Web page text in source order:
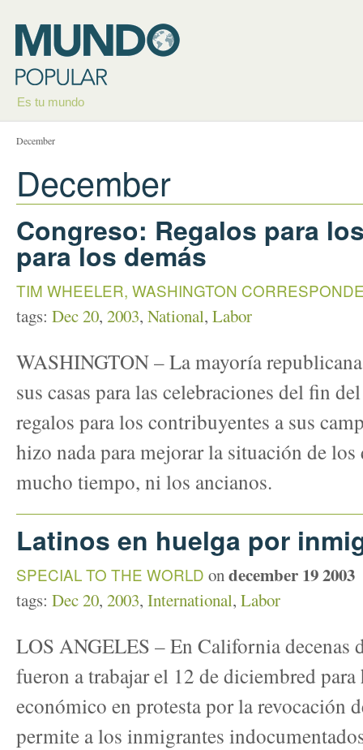
Es tu mundo
December
December
Congreso: Regalos para
para los demás
TIM WHEELER, WASHINGTON
tags: Dec 20, 2003, National, Labor
WASHINGTON – La mayoría
sus casas para las celebraciones del fin
regalos para los contribuyentes a sus
hizo nada para mejorar la situación de los
mucho tiempo, ni los ancianos.
Latinos en huelga por
SPECIAL TO THE WORLD ondecember 19 2003
tags: Dec 20, 2003, International, Labor
LOS ANGELES – En California decenas
fueron a trabajar el 12 de diciembred
económico en protesta por la revocación
permite a los inmigrantes